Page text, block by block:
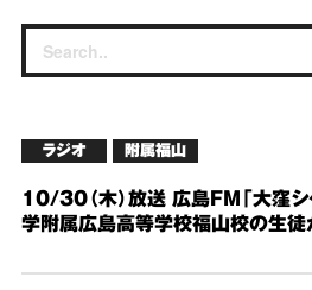
ラジオ 附属福山
10/30（木）放送 広島FM「大窪
学附属広島高等学校福山校の生徒